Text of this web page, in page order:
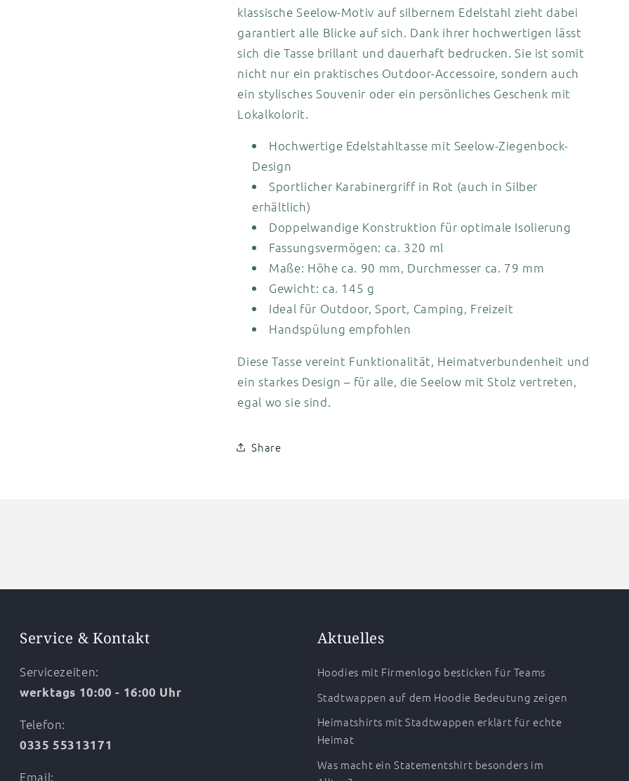
klassische Seelow-Motiv auf silbernem Edelstahl zieht dabei
garantiert alle Blicke auf sich. Dank ihrer hochwertigen lässt
sich die Tasse brillant und dauerhaft bedrucken. Sie ist somit
nicht nur ein praktisches Outdoor-Accessoire, sondern auch
ein stylisches Souvenir oder ein persönliches Geschenk mit
Lokalkolorit.
Hochwertige Edelstahltasse mit Seelow-Ziegenbock-
Design
Sportlicher Karabinergriff in Rot (auch in Silber
erhältlich)
Doppelwandige Konstruktion für optimale Isolierung
Fassungsvermögen: ca. 320 ml
Maße: Höhe ca. 90 mm, Durchmesser ca. 79 mm
Gewicht: ca. 145 g
Ideal für Outdoor, Sport, Camping, Freizeit
Handspülung empfohlen
Diese Tasse vereint Funktionalität, Heimatverbundenheit und
ein starkes Design – für alle, die Seelow mit Stolz vertreten,
egal wo sie sind.
Share
Service & Kontakt
Servicezeiten:
werktags 10:00 - 16:00 Uhr
Telefon:
0335 55313171
Email:
Aktuelles
Hoodies mit Firmenlogo besticken für Teams
Stadtwappen auf dem Hoodie Bedeutung zeigen
Heimatshirts mit Stadtwappen erklärt für echte
Heimat
Was macht ein Statementshirt besonders im